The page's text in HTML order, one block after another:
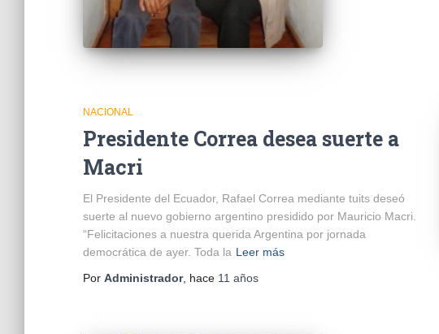
NACIONAL
Presidente Correa desea suerte a
Macri
El Presidente del Ecuador, Rafael Correa mediante tuits deseó
suerte al nuevo gobierno argentino presidido por Mauricio Macri.
“Felicitaciones a nuestra querida Argentina por jornada
democrática de ayer. Toda la Leer más
Por Administrador, hace 11 años